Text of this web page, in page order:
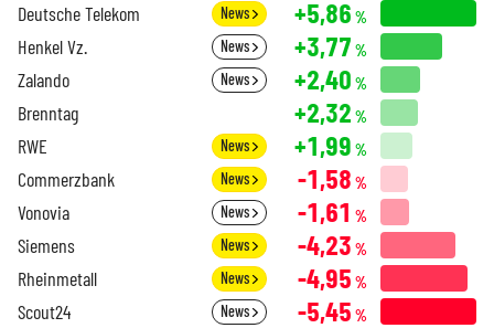
Deutsche Telekom News +5,86 %
Henkel Vz. News +3,77 %
Zalando News +2,40 %
Brenntag +2,32 %
RWE News +1,99 %
Commerzbank News -1,58 %
Vonovia News -1,61 %
Siemens News -4,23 %
Rheinmetall News -4,95 %
Scout24 News -5,45 %